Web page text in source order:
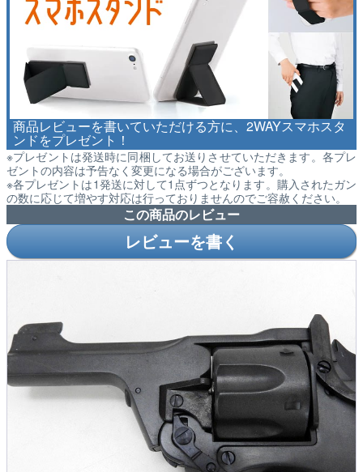
商品レビューを書いていただける方に、2WAYスマホスタ
ンドをプレゼント！
※プレゼントは発送時に同梱してお送りさせていただきます。各プレ
ゼントの内容は予告なく変更になる場合がございます。
※各プレゼントは1発送に対して1点ずつとなります。購入されたガン
の数に応じて増やす対応は行っておりませんのでご容赦ください。
この商品のレビュー
レビューを書く